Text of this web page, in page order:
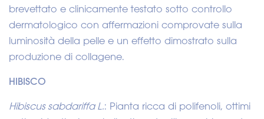
brevettato e clinicamente testato sotto controllo
dermatologico con affermazioni comprovate sulla
luminosità della pelle e un effetto dimostrato sulla
produzione di collagene.
HIBISCO
Hibiscus sabdariffa L.: Pianta ricca di polifenoli, ottimi